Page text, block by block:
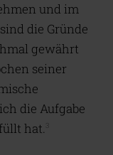
und im
die Gründe
gewährt
seiner
die Aufgabe
hat.